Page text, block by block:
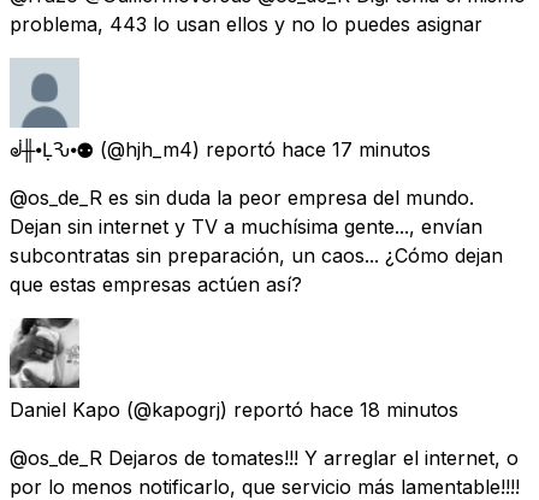
problema, 443 lo usan ellos y no lo puedes asignar
ᣫ╫⦁ḶѦԄ⦁⚉ (@hjh_m4) reportó hace 17 minutos
@os_de_R es sin duda la peor empresa del mundo.
Dejan sin internet y TV a muchísima gente..., envían
subcontratas sin preparación, un caos... ¿Cómo dejan
que estas empresas actúen así?
Daniel Kapo (@kapogrj) reportó hace 18 minutos
@os_de_R Dejaros de tomates!!! Y arreglar el internet, o
por lo menos notificarlo, que servicio más lamentable!!!!